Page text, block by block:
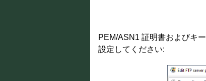
PEM/ASN1 証明書およびキ
設定してください: